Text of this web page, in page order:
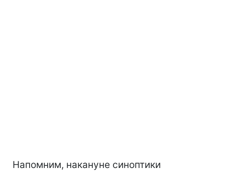
Напомним, накануне синоптики